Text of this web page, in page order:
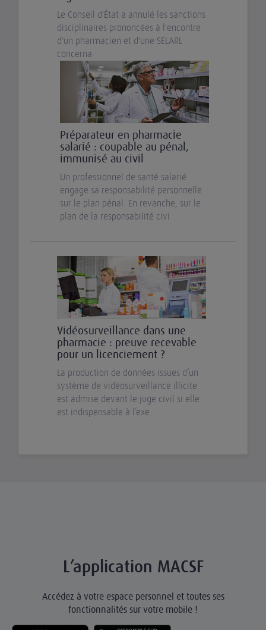
Le Conseil d'État a annulé les sanctions
disciplinaires prononcées à l'encontre
d'un pharmacien et d'une SELARL
concerna
Préparateur en pharmacie
salarié : coupable au pénal,
immunisé au civil
Un professionnel de santé salarié
engage sa responsabilité personnelle
sur le plan pénal. En revanche, sur le
plan de la responsabilité civi
Vidéosurveillance dans une
pharmacie : preuve recevable
pour un licenciement ?
La production de données issues d’un
système de vidéosurveillance illicite
est admise devant le juge civil si elle
est indispensable à l’exe
L’application MACSF
Accédez à votre espace personnel et toutes ses
fonctionnalités sur votre mobile !